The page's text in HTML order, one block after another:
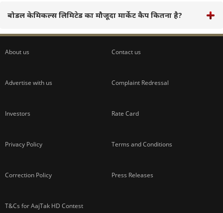
बोडल केमिकल्स लिमिटेड का मौजूदा मार्केट कैप कितना है?
About us Contact us
Advertise with us Complaint Redressal
Investors Rate Card
Privacy Policy Terms and Conditions
Correction Policy Press Releases
T&Cs for AajTak HD Contest